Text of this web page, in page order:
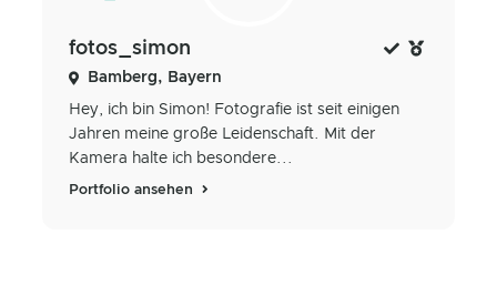
fotos_simon
Bamberg, Bayern
Hey, ich bin Simon! Fotografie ist seit einigen
Jahren meine große Leidenschaft. Mit der
Kamera halte ich besondere...
Portfolio ansehen